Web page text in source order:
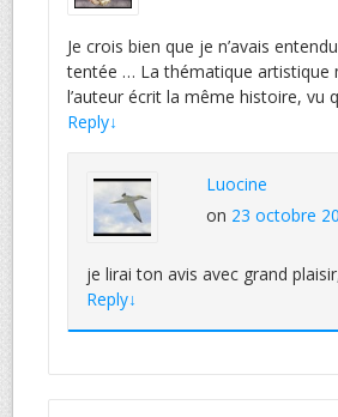
Je crois bien que je n’avais
tentée … La thématique artistique
l’auteur écrit la même histoire, vu
Reply↓
Luocine
on 23 octobre
je lirai ton avis avec grand
Reply↓